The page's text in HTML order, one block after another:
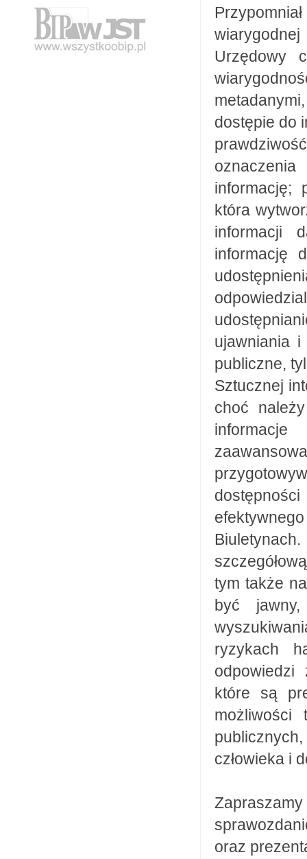
Urzędowy
dostępie do
informację;
która
informacji
informację
ujawniania
publiczne,
Sztucznej
choć
tym także
być
ryzykach
odpowiedzi
które są
możliwości
człowieka i
oraz